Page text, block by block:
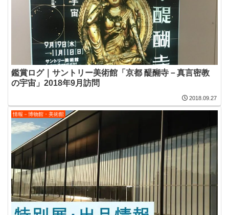
鑑賞ログ｜サントリー美術館「京都 醍醐寺－真言密教
の宇宙」2018年9月訪問
2018.09.27
情報－博物館・美術館